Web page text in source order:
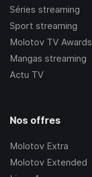
Séries streaming
Sport streaming
Molotov TV Awards
Mangas streaming
Actu TV
Nos offres
Molotov Extra
Molotov Extended